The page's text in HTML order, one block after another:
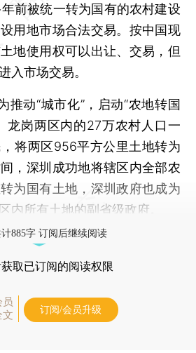
前被统一转为国有的农村建设
用地市场合法交易。按中国现
地使用权可以出让、交易，但
入市场交易。
动“城市化”，启动“农地转国
龙岗两区内的27万农村人口一
将两区956平方公里土地转为
，深圳成功地将辖区内全部农
为国有土地，深圳政府也成为
内所有土地的副省级政府。
885字 订阅后继续阅读
获取已订阅的阅读权限
员
文
订阅/会员升级